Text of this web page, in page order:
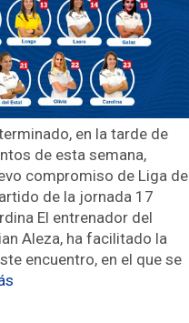
en la tarde de
de esta semana,
compromiso de Liga de
de la jornada 17
El entrenador del
Aleza, ha facilitado la
encuentro, en el que se